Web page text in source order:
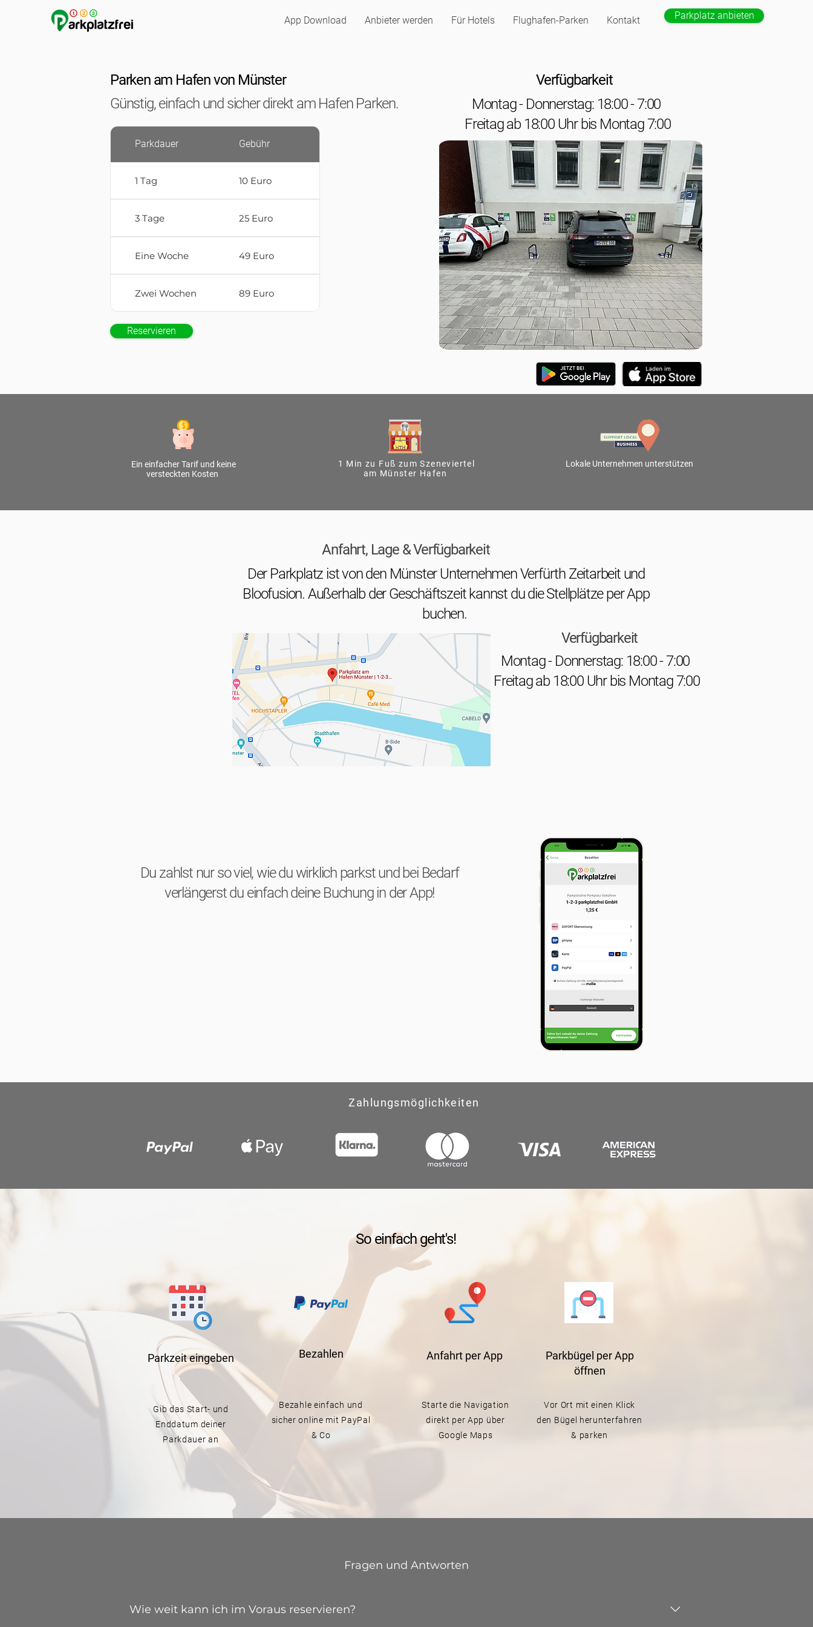
App Download Anbieter werden Für Hotels Flughafen-Parken Kontakt Parkplatz anbieten
Parken am Hafen von Münster
Günstig, einfach und sicher direkt am Hafen Parken.
Parkdauer Gebühr
1 Tag 10 Euro
3 Tage 25 Euro
Eine Woche 49 Euro
Zwei Wochen 89 Euro
Reservieren
Montag - Donnerstag: 18:00 - 7:00
Freitag ab 18:00 Uhr bis Montag 7:00
Verfügbarkeit
Ein einfacher Tarif und keine
versteckten Kosten
1 Min zu Fuß zum Szeneviertel
am Münster Hafen
Lokale Unternehmen unterstützen
Anfahrt, Lage & Verfügbarkeit
Der Parkplatz ist von den Münster Unternehmen Verfürth Zeitarbeit und
Bloofusion. Außerhalb der Geschäftszeit kannst du die Stellplätze per App
buchen.
Verfügbarkeit
Montag - Donnerstag: 18:00 - 7:00
Freitag ab 18:00 Uhr bis Montag 7:00
Du zahlst nur so viel, wie du wirklich parkst und bei Bedarf
verlängerst du einfach deine Buchung in der App!
Zahlungsmöglichkeiten
So einfach geht's!
Parkzeiteingeben
Gib das Start- und
Enddatum deiner
Parkdauer an
Bezahlen
Bezahle einfach und
sicher online mit PayPal
& Co
Anfahrt per App
Starte die Navigation
direkt per App über
Google Maps
Parkbügel per App
öffnen
Vor Ort mit einen Klick
den Bügel herunterfahren
& parken
Fragen und Antworten
Wie weit kann ich im Voraus reservieren?